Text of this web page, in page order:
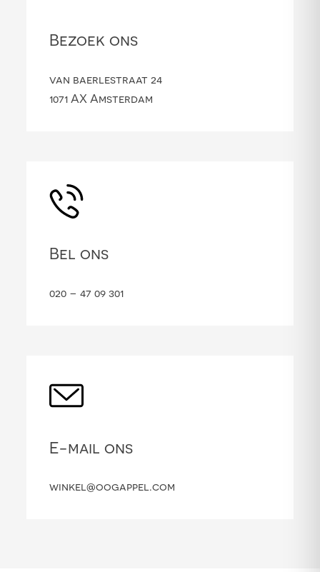
Bezoek ons
van baerlestraat 24
1071 AX Amsterdam
Bel ons
020 – 47 09 301
E-mail ons
winkel@oogappel.com